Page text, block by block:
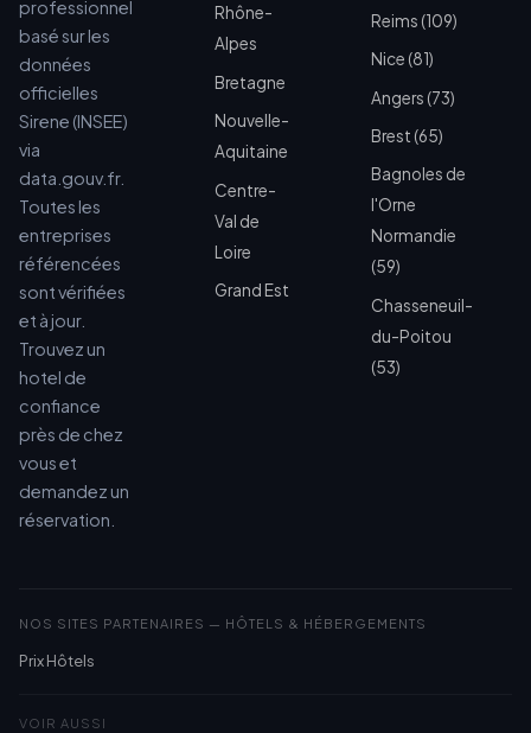
professionnel
basé sur les
données
officielles
Sirene (INSEE)
via
data.gouv.fr.
Toutes les
entreprises
référencées
sont vérifiées
et à jour.
Trouvez un
hotel de
confiance
près de chez
vous et
demandez un
réservation.
Rhône-
Alpes
Bretagne
Nouvelle-
Aquitaine
Centre-
Val de
Loire
Grand Est
Reims (109)
Nice (81)
Angers (73)
Brest (65)
Bagnoles de
l'Orne
Normandie
(59)
Chasseneuil-
du-Poitou
(53)
NOS SITES PARTENAIRES — HÔTELS & HÉBERGEMENTS
Prix Hôtels
VOIR AUSSI